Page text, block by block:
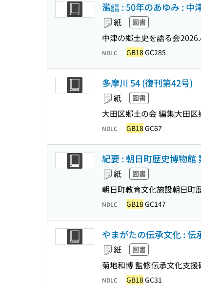
濫觴 : 50年のあゆみ : 中
紙 図書
中津の郷土史を語る会
NDLC GB18 GC285
多摩川 54 (復刊第42号)
紙 図書
大田区郷土の会 編集大田区
NDLC GB18 GC67
紀要 : 朝日町歴史博物館
紙 図書
朝日町教育文化施設朝日町
NDLC GB18 GC147
やまがたの伝承文化 :
紙 図書
菊地和博 監修伝承文化支援
NDLC GB18 GC31